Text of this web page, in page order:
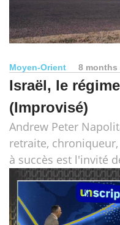
Moyen-Orient 8 months
Israël, le
(Improvisé)
Andrew Peter
retraite,
à succès est l'invité